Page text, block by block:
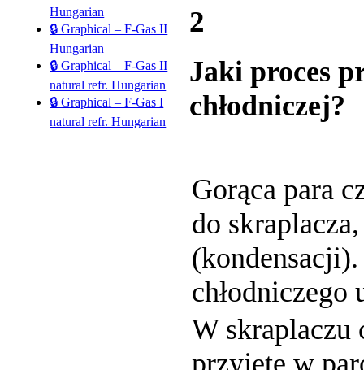
Hungarian
🔒 Graphical – F-Gas II
Hungarian
🔒 Graphical – F-Gas II
natural refr. Hungarian
🔒 Graphical – F-Gas I
natural refr. Hungarian
2
Jaki proces
chłodniczej?
Gorąca para
do
chłodniczego
W skraplaczu